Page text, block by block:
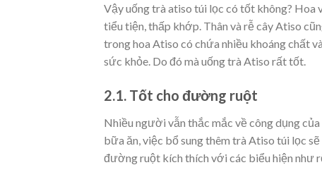
Vậy uống trà atiso túi lọc có tốt không? Hoa
tiểu tiện, thấp khớp. Thân và rễ cây Atiso
trong hoa Atiso có chứa nhiều khoáng chất
sức khỏe. Do đó mà uống trà Atiso rất tốt.
2.1. Tốt cho đường ruột
Nhiều người vẫn thắc mắc về công dụng
bữa ăn, việc bổ sung thêm trà Atiso túi lọc
đường ruột kích thích với các biểu hiện như